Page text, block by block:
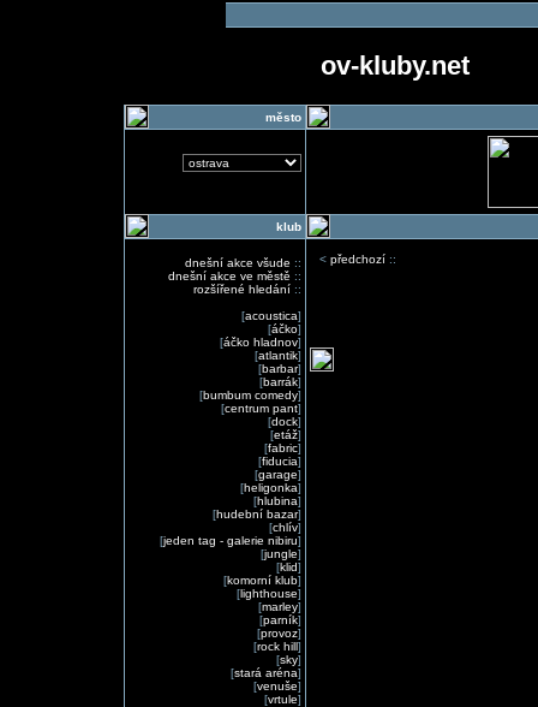
ov-kluby.net
město
klub
dnešní akce všude ::
dnešní akce ve městě ::
rozšířené hledání::
[acoustica]
[áčko]
[áčko hladnov]
[atlantik]
[barbar]
[barrák]
[bumbum comedy]
[centrum pant]
[dock]
[etáž]
[fabric]
[fiducia]
[garage]
[heligonka]
[hlubina]
[hudební bazar]
[chlív]
[jeden tag - galerie nibiru]
[jungle]
[klid]
[komorní klub]
[lighthouse]
[marley]
[parník]
[provoz]
[rock hill]
[sky]
[stará aréna]
[venuše]
[vrtule]
< předchozí::